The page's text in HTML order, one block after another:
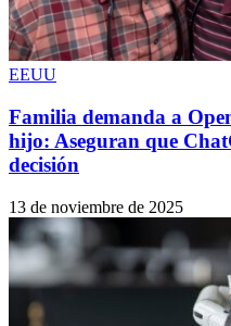
EEUU
Familia demanda a
hijo: Aseguran que
decisión
13 de noviembre de 2025